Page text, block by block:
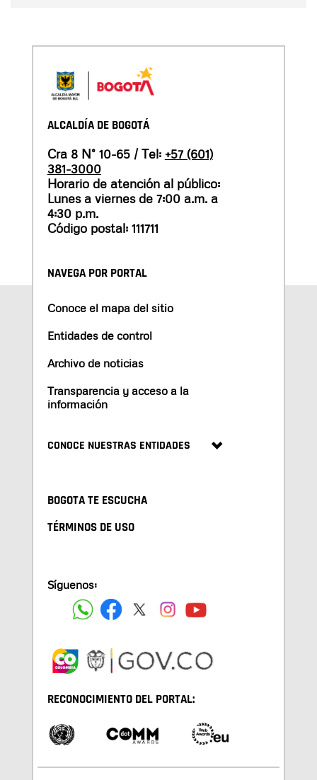
ALCALDÍA DE BOGOTÁ
Cra 8 N° 10-65 / Tel: +57 (601)
381-3000
Horario de atención al público:
Lunes a viernes de 7:00 a.m. a
4:30 p.m.
Código postal: 111711
NAVEGA POR PORTAL
Conoce el mapa del sitio
Entidades de control
Archivo de noticias
Transparencia y acceso a la
información
CONOCE NUESTRAS ENTIDADES
BOGOTA TE ESCUCHA
TÉRMINOS DE USO
Síguenos:
RECONOCIMIENTO DEL PORTAL: